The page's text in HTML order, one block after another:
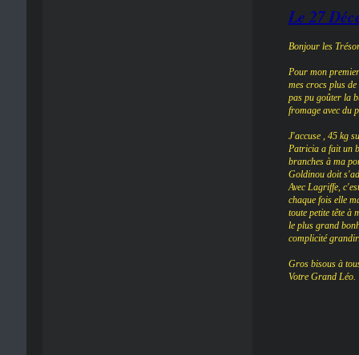
Le 27
Bonjour les
Pour mon
mes crocs plus
pas pu goûter la
fromage avec du
J'accuse , 45 kg
Patricia a fait un
branches à ma
Goldinou doit
Avec Lagriffe,
chaque fois elle
toute petite tête à
le plus grand
complicité
Gros bisous à
Votre Grand Léo.